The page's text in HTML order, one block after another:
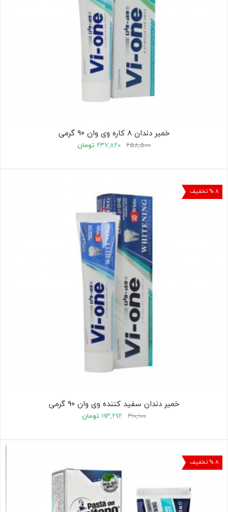
خمیر دندان ۸ کاره وی وان ۹۰ گرمی
۲۵۸,۵۰۰ ۲۳۷,۸۲۰ تومان
۸ % تخفیف
خمیر دندان سفید کننده وی وان ۹۰ گرمی
۲۱۰,۱۰۰ ۱۹۳,۲۹۲ تومان
۸ % تخفیف